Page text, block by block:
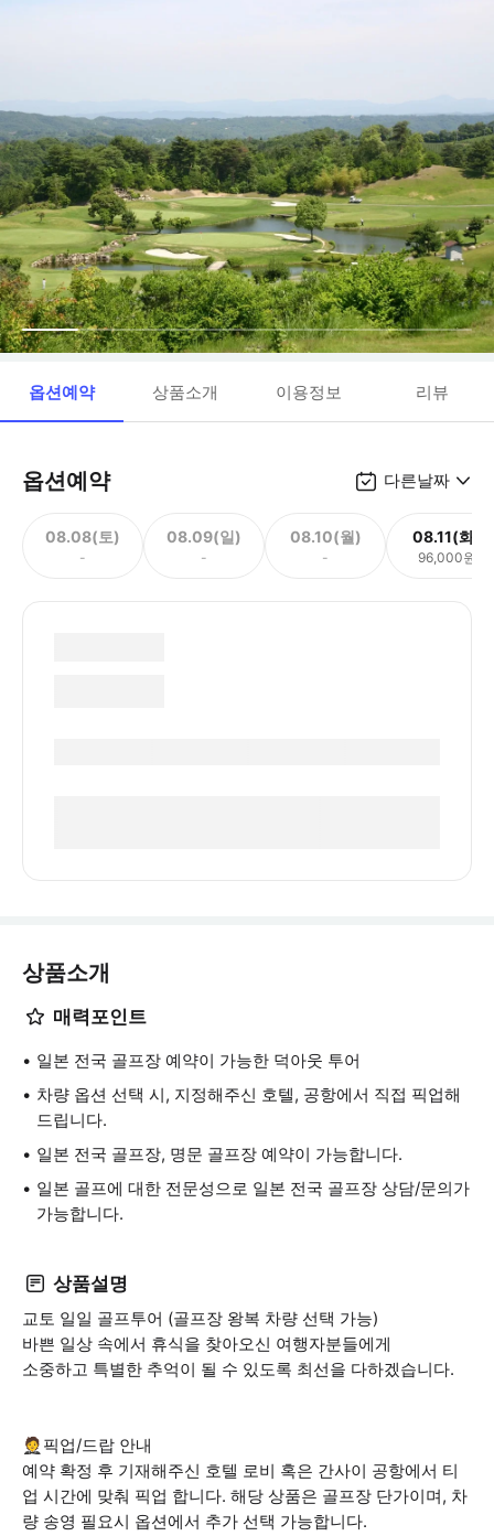
옵션예약 상품소개 이용정보 리뷰
옵션예약 다른날짜
08.08(토)
-
08.09(일)
-
08.10(월)
-
08.11(화)
96,000원
상품소개
매력포인트
일본 전국 골프장 예약이 가능한 덕아웃 투어
차량 옵션 선택 시, 지정해주신 호텔, 공항에서 직접 픽업해
드립니다.
일본 전국 골프장, 명문 골프장 예약이 가능합니다.
일본 골프에 대한 전문성으로 일본 전국 골프장 상담/문의가
가능합니다.
상품설명
교토 일일 골프투어 (골프장 왕복 차량 선택 가능)
바쁜 일상 속에서 휴식을 찾아오신 여행자분들에게
소중하고 특별한 추억이 될 수 있도록 최선을 다하겠습니다.
🤵픽업/드랍 안내
예약 확정 후 기재해주신 호텔 로비 혹은 간사이 공항에서 티
업 시간에 맞춰 픽업 합니다. 해당 상품은 골프장 단가이며, 차
량 송영 필요시 옵션에서 추가 선택 가능합니다.